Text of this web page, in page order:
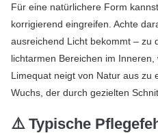
Für eine natürlichere Form
korrigierend eingreifen. Achte
ausreichend Licht bekommt – zu
lichtarmen Bereichen im
Limequat neigt von Natur aus zu
Wuchs, der durch gezielten
⚠️ Typische